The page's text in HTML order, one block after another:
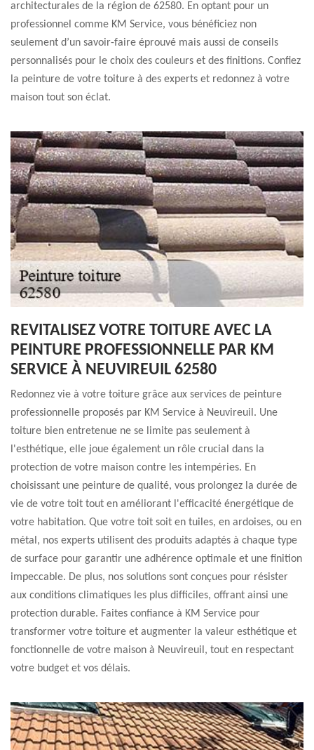
architecturales de la région de 62580. En optant pour un
professionnel comme KM Service, vous bénéficiez non
seulement d’un savoir-faire éprouvé mais aussi de conseils
personnalisés pour le choix des couleurs et des finitions. Confiez
la peinture de votre toiture à des experts et redonnez à votre
maison tout son éclat.
REVITALISEZ VOTRE TOITURE AVEC LA
PEINTURE PROFESSIONNELLE PAR KM
SERVICE À NEUVIREUIL 62580
Redonnez vie à votre toiture grâce aux services de peinture
professionnelle proposés par KM Service à Neuvireuil. Une
toiture bien entretenue ne se limite pas seulement à
l'esthétique, elle joue également un rôle crucial dans la
protection de votre maison contre les intempéries. En
choisissant une peinture de qualité, vous prolongez la durée de
vie de votre toit tout en améliorant l'efficacité énergétique de
votre habitation. Que votre toit soit en tuiles, en ardoises, ou en
métal, nos experts utilisent des produits adaptés à chaque type
de surface pour garantir une adhérence optimale et une finition
impeccable. De plus, nos solutions sont conçues pour résister
aux conditions climatiques les plus difficiles, offrant ainsi une
protection durable. Faites confiance à KM Service pour
transformer votre toiture et augmenter la valeur esthétique et
fonctionnelle de votre maison à Neuvireuil, tout en respectant
votre budget et vos délais.